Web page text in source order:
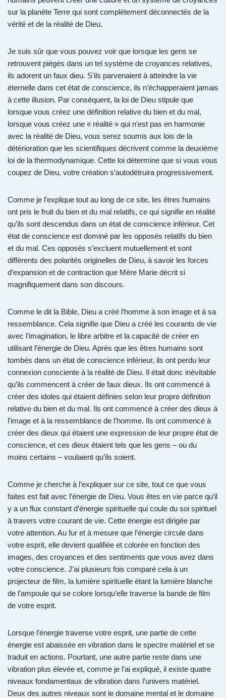
sur la planète Terre qui sont complètement déconnectés de la
vérité et de la réalité de Dieu.
Je suis sûr que vous pouvez voir que lorsque les gens se
retrouvent piégés dans un tel système de croyances relatives,
ils adorent un faux dieu. S’ils parvenaient à atteindre la vie
éternelle dans cet état de conscience, ils n’échapperaient jamais
à cette illusion. Par conséquent, la loi de Dieu stipule que
lorsque vous créez une définition relative du bien et du mal,
lorsque vous créez une « réalité » qui n’est pas en harmonie
avec la réalité de Dieu, vous serez soumis aux lois de la
détérioration que les scientifiques décrivent comme la deuxième
loi de la thermodynamique. Cette loi détermine que si vous vous
coupez de Dieu, votre création s’autodétruira progressivement.
Comme je l’explique tout au long de ce site, les êtres humains
ont pris le fruit du bien et du mal relatifs, ce qui signifie en réalité
qu’ils sont descendus dans un état de conscience inférieur. Cet
état de conscience est dominé par les opposés relatifs du bien
et du mal. Ces opposés s’excluent mutuellement et sont
différents des polarités originelles de Dieu, à savoir les forces
d’expansion et de contraction que Mère Marie décrit si
magnifiquement dans son discours.
Comme le dit la Bible, Dieu a créé l’homme à son image et à sa
ressemblance. Cela signifie que Dieu a créé les courants de vie
avec l’imagination, le libre arbitre et la capacité de créer en
utilisant l’énergie de Dieu. Après que les êtres humains sont
tombés dans un état de conscience inférieur, ils ont perdu leur
connexion consciente à la réalité de Dieu. Il était donc inévitable
qu’ils commencent à créer de faux dieux. Ils ont commencé à
créer des idoles qui étaient définies selon leur propre définition
relative du bien et du mal. Ils ont commencé à créer des dieux à
l’image et à la ressemblance de l’homme. Ils ont commencé à
créer des dieux qui étaient une expression de leur propre état de
conscience, et ces dieux étaient tels que les gens – ou du
moins certains – voulaient qu’ils soient.
Comme je cherche à l’expliquer sur ce site, tout ce que vous
faites est fait avec l’énergie de Dieu. Vous êtes en vie parce qu’il
y a un flux constant d’énergie spirituelle qui coule du soi spirituel
à travers votre courant de vie. Cette énergie est dirigée par
votre attention. Au fur et à mesure que l’énergie circule dans
votre esprit, elle devient qualifiée et colorée en fonction des
images, des croyances et des sentiments que vous avez dans
votre conscience. J’ai plusieurs fois comparé cela à un
projecteur de film, la lumière spirituelle étant la lumière blanche
de l’ampoule qui se colore lorsqu’elle traverse la bande de film
de votre esprit.
Lorsque l’énergie traverse votre esprit, une partie de cette
énergie est abaissée en vibration dans le spectre matériel et se
traduit en actions. Pourtant, une autre partie reste dans une
vibration plus élevée et, comme je l’ai expliqué, il existe quatre
niveaux fondamentaux de vibration dans l’univers matériel.
Deux des autres niveaux sont le domaine mental et le domaine